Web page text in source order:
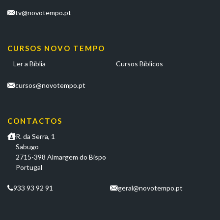
tv@novotempo.pt
CURSOS NOVO TEMPO
Ler a Bíblia Cursos Bíblicos
cursos@novotempo.pt
CONTACTOS
R. da Serra, 1
Sabugo
2715-398 Almargem do Bispo
Portugal
933 93 92 91 geral@novotempo.pt